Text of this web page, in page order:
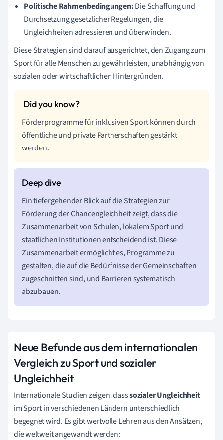
Politische Rahmenbedingungen:Die Schaffung und
Durchsetzung gesetzlicher Regelungen, die
Ungleichheiten adressieren und überwinden.
Diese Strategien sind darauf ausgerichtet, den Zugang zum
Sport für alle Menschen zu gewährleisten, unabhängig von
sozialen oder wirtschaftlichen Hintergründen.
Förderprogramme für inklusiven Sport können durch
öffentliche und private Partnerschaften gestärkt
werden.
Ein tiefergehender Blick auf die Strategien zur
Förderung der Chancengleichheit zeigt, dass die
Zusammenarbeit von Schulen, lokalem Sport und
staatlichen Institutionen entscheidend ist. Diese
Zusammenarbeit ermöglicht es, Programme zu
gestalten, die auf die Bedürfnisse der Gemeinschaften
zugeschnitten sind, und Barrieren systematisch
abzubauen.
Neue Befunde aus dem internationalen
Vergleich zu Sport und sozialer
Ungleichheit
Internationale Studien zeigen, dasssozialer Ungleichheit
im Sport in verschiedenen Ländern unterschiedlich
begegnet wird. Es gibt wertvolle Lehren aus den Ansätzen,
die weltweit angewandt werden: